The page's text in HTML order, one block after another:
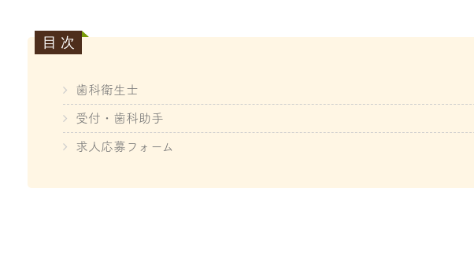
歯科衛生士
受付・歯科助手
求人応募フォーム